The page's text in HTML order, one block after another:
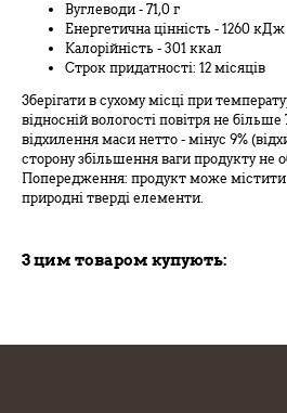
Вуглеводи - 71,0 г
Енергетична цінність - 1260 кДж
Калорійність - 301 ккал
Строк придатності: 12 місяців
Зберігати в сухому місці при
відносній вологості повітря не
відхилення маси нетто - мінус 9%
сторону збільшення ваги продукту не
Попередження: продукт може містити
природні тверді елементи.
З цим товаром купують: